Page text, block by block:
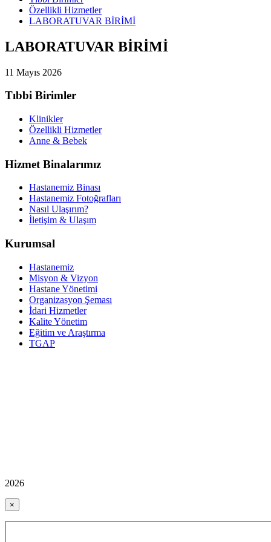
Özellikli Hizmetler
LABORATUVAR BİRİMİ
LABORATUVAR BİRİMİ
11 Mayıs 2026
Tıbbi Birimler
Klinikler
Özellikli Hizmetler
Anne & Bebek
Hizmet Binalarımız
Hastanemiz Binası
Hastanemiz Fotoğrafları
Nasıl Ulaşırım?
İletişim & Ulaşım
Kurumsal
Hastanemiz
Misyon & Vizyon
Hastane Yönetimi
Organizasyon Şeması
İdari Hizmetler
Kalite Yönetim
Eğitim ve Araştırma
TGAP
2026
×